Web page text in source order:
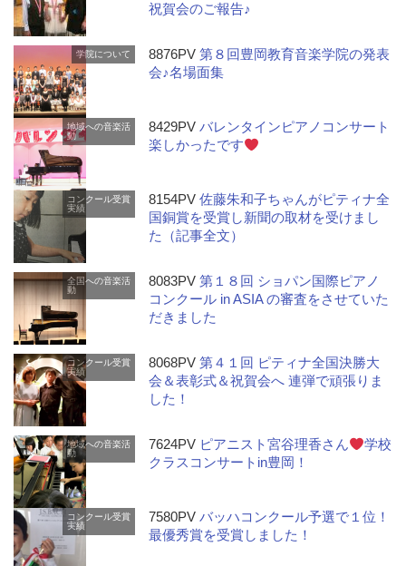
祝賀会のご報告♪
学院について 8876PV第８回豊岡教育音楽学院の発表
会♪名場面集
地域への音楽活
動
8429PVバレンタインピアノコンサート
楽しかったです
コンクール受賞
実績
8154PV佐藤朱和子ちゃんがピティナ全
国銅賞を受賞し新聞の取材を受けまし
た（記事全文）
全国への音楽活
動
8083PV第１８回 ショパン国際ピアノ
コンクール in ASIA の審査をさせていた
だきました
コンクール受賞
実績
8068PV第４１回 ピティナ全国決勝大
会＆表彰式＆祝賀会へ 連弾で頑張りま
した！
地域への音楽活
動
7624PV ピアニスト宮谷理香さん
学校
クラスコンサートin豊岡！
コンクール受賞
実績
7580PVバッハコンクール予選で１位！
最優秀賞を受賞しました！